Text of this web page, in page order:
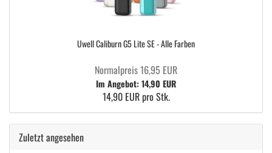
Uwell Caliburn G5 Lite SE - Alle Farben
Normalpreis 16,95 EUR
Im Angebot: 14,90 EUR
14,90 EUR pro Stk.
Zuletzt angesehen